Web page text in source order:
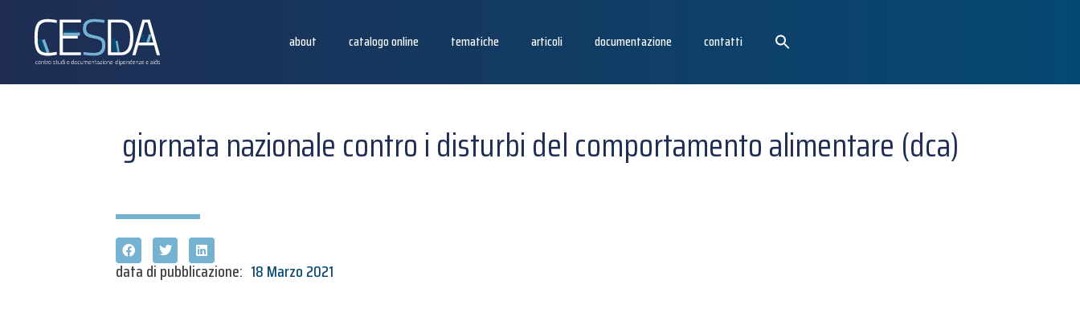
about catalogo online tematiche articoli documentazione contatti
giornata nazionale contro i disturbi del comportamento alimentare (dca)
data di pubblicazione: 18 Marzo 2021